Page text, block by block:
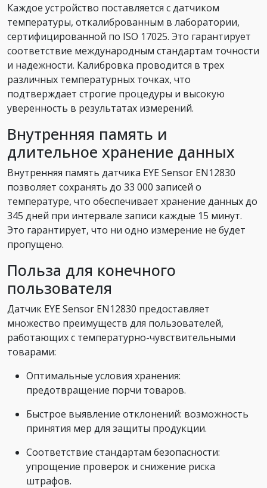
Каждое устройство поставляется с датчиком
температуры, откалиброванным в лаборатории,
сертифицированной по ISO 17025. Это гарантирует
соответствие международным стандартам точности
и надежности. Калибровка проводится в трех
различных температурных точках, что
подтверждает строгие процедуры и высокую
уверенность в результатах измерений.
Внутренняя память и
длительное хранение данных
Внутренняя память датчика EYE Sensor EN12830
позволяет сохранять до 33 000 записей о
температуре, что обеспечивает хранение данных до
345 дней при интервале записи каждые 15 минут.
Это гарантирует, что ни одно измерение не будет
пропущено.
Польза для конечного
пользователя
Датчик EYE Sensor EN12830 предоставляет
множество преимуществ для пользователей,
работающих с температурно-чувствительными
товарами:
Оптимальные условия хранения:
предотвращение порчи товаров.
Быстрое выявление отклонений: возможность
принятия мер для защиты продукции.
Соответствие стандартам безопасности:
упрощение проверок и снижение риска
штрафов.